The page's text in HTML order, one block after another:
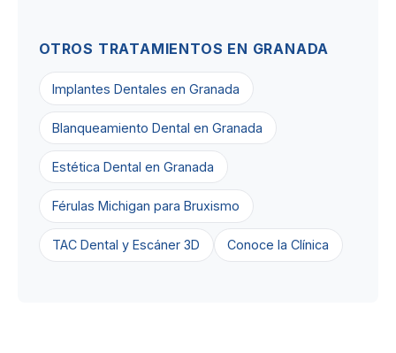
OTROS TRATAMIENTOS EN GRANADA
Implantes Dentales en Granada
Blanqueamiento Dental en Granada
Estética Dental en Granada
Férulas Michigan para Bruxismo
TAC Dental y Escáner 3D Conoce la Clínica